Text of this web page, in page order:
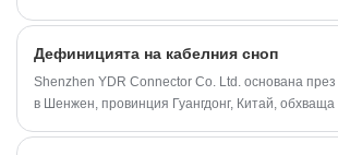
Дефиницията на кабелния сноп
Shenzhen YDR Connector Co. Ltd. основана през
в Шенжен, провинция Гуангдонг, Китай,